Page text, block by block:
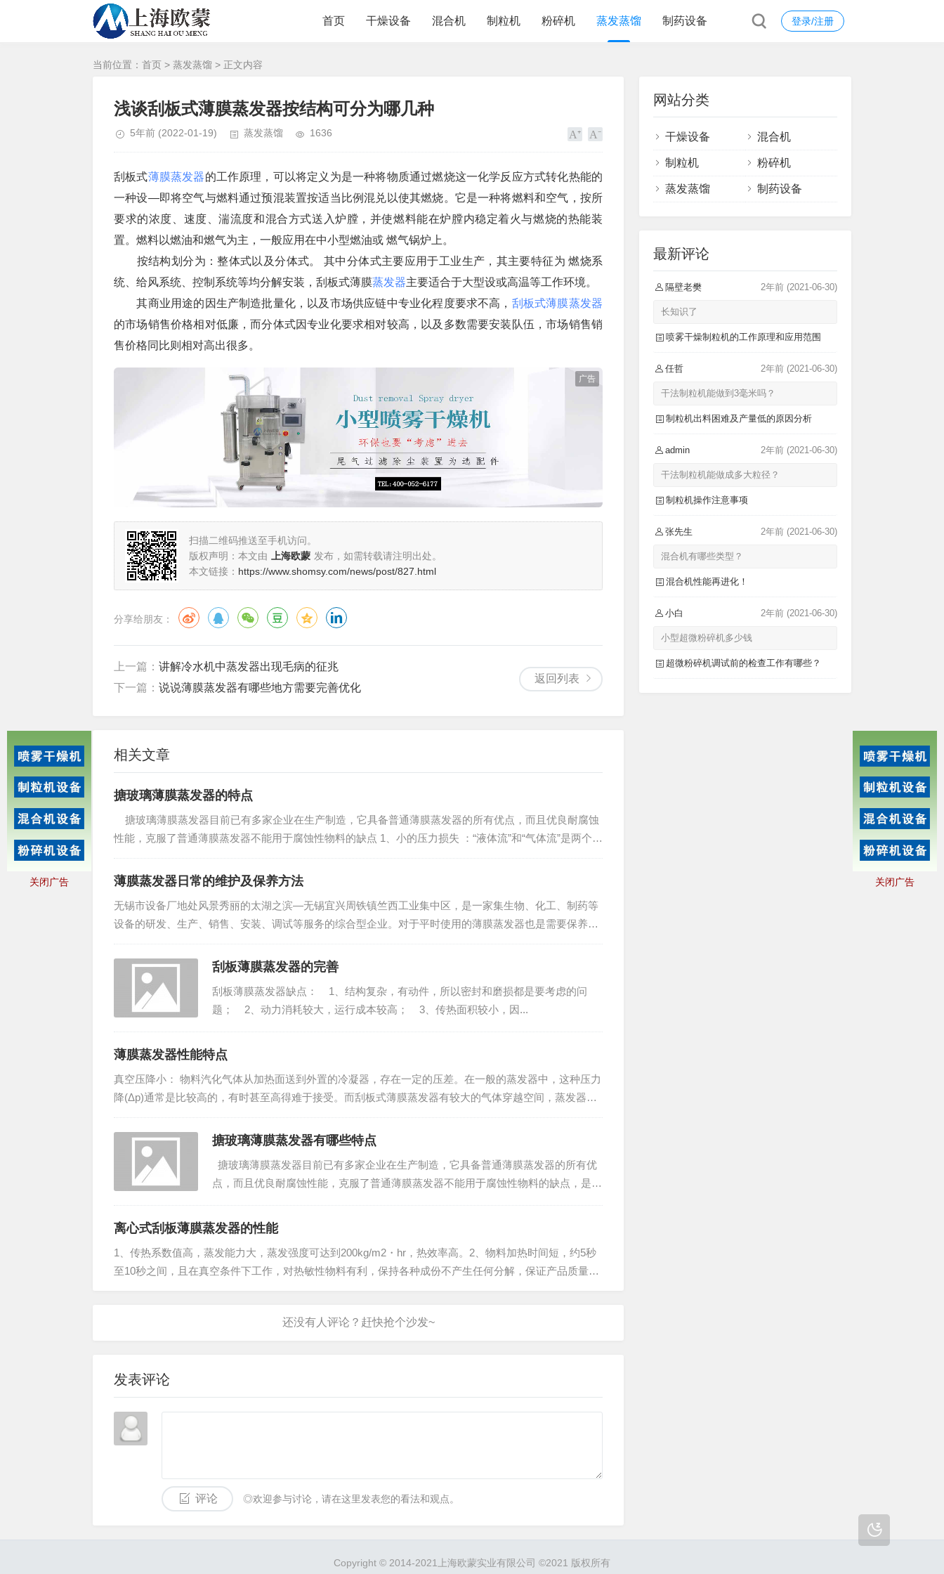
登录/注册
首页 干燥设备 混合机 制粒机 粉碎机 蒸发蒸馏 制药设备
当前位置： 首页 > 蒸发蒸馏 > 正文内容
浅谈刮板式薄膜蒸发器按结构可分为哪几种
5年前 (2022-01-19) 蒸发蒸馏 1636
刮板式薄膜蒸发器的工作原理，可以将定义为是一种将物质通过燃烧这一化学反应方式转化热能的
一种设―即将空气与燃料通过预混装置按适当比例混兑以使其燃烧。它是一种将燃料和空气，按所
要求的浓度、速度、湍流度和混合方式送入炉膛，并使燃料能在炉膛内稳定着火与燃烧的热能装
置。燃料以燃油和燃气为主，一般应用在中小型燃油或 燃气锅炉上。
按结构划分为：整体式以及分体式。 其中分体式主要应用于工业生产，其主要特征为 燃烧系
统、给风系统、控制系统等均分解安装，刮板式薄膜蒸发器主要适合于大型设或高温等工作环境。
其商业用途的因生产制造批量化，以及市场供应链中专业化程度要求不高， 刮板式薄膜蒸发器
的市场销售价格相对低廉，而分体式因专业化要求相对较高，以及多数需要安装队伍，市场销售销
售价格同比则相对高出很多。
广告
扫描二维码推送至手机访问。
版权声明：本文由 上海欧蒙 发布，如需转载请注明出处。
本文链接： https://www.shomsy.com/news/post/827.html
分享给朋友：
返回列表
上一篇： 讲解冷水机中蒸发器出现毛病的征兆
下一篇： 说说薄膜蒸发器有哪些地方需要完善优化
相关文章
搪玻璃薄膜蒸发器的特点
搪玻璃薄膜蒸发器目前已有多家企业在生产制造，它具备普通薄膜蒸发器的所有优点，而且优良耐腐蚀
性能，克服了普通薄膜蒸发器不能用于腐蚀性物料的缺点 1、小的压力损失 ：“液体流”和“气体流”是两个独
立的“通...
薄膜蒸发器日常的维护及保养方法
无锡市设备厂地处风景秀丽的太湖之滨―无锡宜兴周铁镇竺西工业集中区，是一家集生物、化工、制药等
设备的研发、生产、销售、安装、调试等服务的综合型企业。对于平时使用的薄膜蒸发器也是需要保养和
维护的，那么该怎么保养维护呢？下面由我们无锡雪浪化工厂给...
刮板薄膜蒸发器的完善
刮板薄膜蒸发器缺点： 1、结构复杂，有动件，所以密封和磨损都是要考虑的问
题； 2、动力消耗较大，运行成本较高； 3、传热面积较小，因...
薄膜蒸发器性能特点
真空压降小： 物料汽化气体从加热面送到外置的冷凝器，存在一定的压差。在一般的蒸发器中，这种压力
降(Δp)通常是比较高的，有时甚至高得难于接受。而刮板式薄膜蒸发器有较大的气体穿越空间，蒸发器内
压力能看成与冷凝器中的压力几乎相等，因此，压力降很...
搪玻璃薄膜蒸发器有哪些特点
搪玻璃薄膜蒸发器目前已有多家企业在生产制造，它具备普通薄膜蒸发器的所有优
点，而且优良耐腐蚀性能，克服了普通薄膜蒸发器不能用于腐蚀性物料的缺点，是常
离心式刮板薄膜蒸发器的性能
1、传热系数值高，蒸发能力大，蒸发强度可达到200kg/m2・hr，热效率高。2、物料加热时间短，约5秒
至10秒之间，且在真空条件下工作，对热敏性物料有利，保持各种成份不产生任何分解，保证产品质量。
发表评论
评论 ◎欢迎参与讨论，请在这里发表您的看法和观点。
网站分类
干燥设备 混合机
制粒机 粉碎机
蒸发蒸馏 制药设备
最新评论
隔壁老樊 2年前 (2021-06-30)
长知识了
喷雾干燥制粒机的工作原理和应用范围
任哲 2年前 (2021-06-30)
干法制粒机能做到3毫米吗？
制粒机出料困难及产量低的原因分析
admin 2年前 (2021-06-30)
干法制粒机能做成多大粒径？
制粒机操作注意事项
张先生 2年前 (2021-06-30)
混合机有哪些类型？
混合机性能再进化！
小白 2年前 (2021-06-30)
小型超微粉碎机多少钱
超微粉碎机调试前的检查工作有哪些？
Copyright © 2014-2021上海欧蒙实业有限公司 ©2021 版权所有
关闭广告 关闭广告